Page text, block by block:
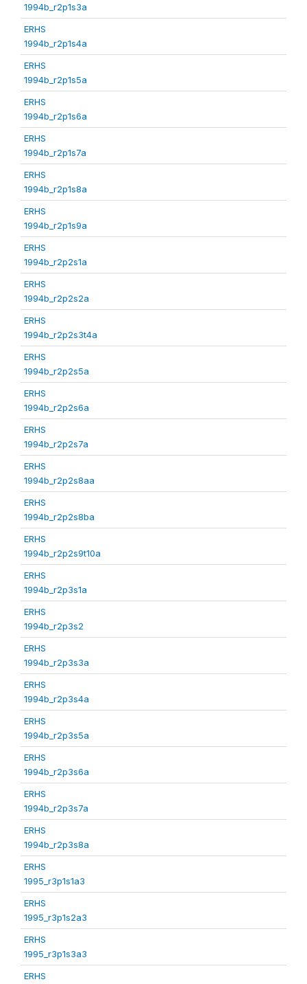
1994b_r2p1s3a
ERHS
1994b_r2p1s4a
ERHS
1994b_r2p1s5a
ERHS
1994b_r2p1s6a
ERHS
1994b_r2p1s7a
ERHS
1994b_r2p1s8a
ERHS
1994b_r2p1s9a
ERHS
1994b_r2p2s1a
ERHS
1994b_r2p2s2a
ERHS
1994b_r2p2s3t4a
ERHS
1994b_r2p2s5a
ERHS
1994b_r2p2s6a
ERHS
1994b_r2p2s7a
ERHS
1994b_r2p2s8aa
ERHS
1994b_r2p2s8ba
ERHS
1994b_r2p2s9t10a
ERHS
1994b_r2p3s1a
ERHS
1994b_r2p3s2
ERHS
1994b_r2p3s3a
ERHS
1994b_r2p3s4a
ERHS
1994b_r2p3s5a
ERHS
1994b_r2p3s6a
ERHS
1994b_r2p3s7a
ERHS
1994b_r2p3s8a
ERHS
1995_r3p1s1a3
ERHS
1995_r3p1s2a3
ERHS
1995_r3p1s3a3
ERHS